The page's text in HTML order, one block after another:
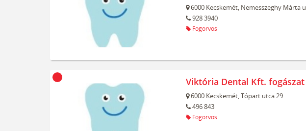
6000 Kecskemét, Nemesszeghy Márta
928 3940
Fogorvos
Viktória Dental Kft. fogászat
6000 Kecskemét,Tópart utca 29
496 843
Fogorvos